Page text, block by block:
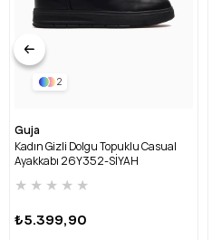
2
Guja
Kadın Gizli Dolgu Topuklu Casual
Ayakkabı 26Y352-SİYAH
★ ★ ★ ★ ★
₺5.399,90